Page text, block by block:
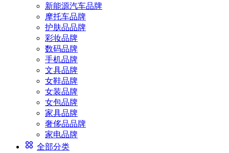
新能源汽车品牌
摩托车品牌
护肤品品牌
彩妆品牌
数码品牌
手机品牌
文具品牌
女鞋品牌
女装品牌
女包品牌
家具品牌
奢侈品品牌
家电品牌
全部分类